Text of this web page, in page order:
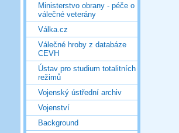
Ministerstvo obrany - péče o
válečné veterány
Válka.cz
Válečné hroby z databáze
CEVH
Ústav pro studium totalitních
režimů
Vojenský ústřední archiv
Vojenství
Background